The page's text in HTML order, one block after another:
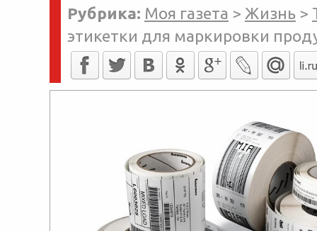
Рубрика: Моя газета > Жизнь >
этикетки для маркировки